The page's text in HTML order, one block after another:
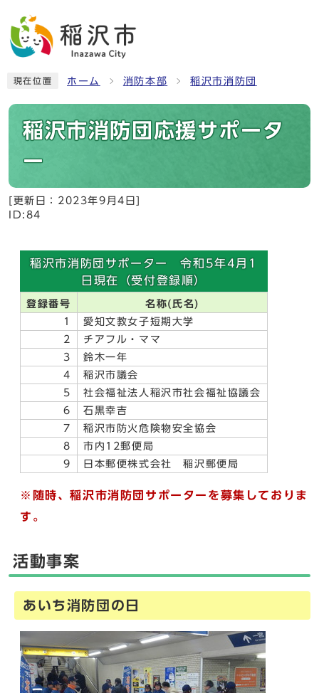
現在位置 ホーム 消防本部 稲沢市消防団
稲沢市消防団応援サポータ
ー
[更新日： 2023年9月4日
ID:84
稲沢市消防団サポーター 令和5年4月1
日現在（受付登録順）
登録番号
名称(氏名)
1
愛知文教女子短期大学
2
チアフル・ママ
3
鈴木一年
4
稲沢市議会
5
社会福祉法人稲沢市社会福祉協議会
6
石黒幸吉
7
稲沢市防火危険物安全協会
8
市内12郵便局
9
日本郵便株式会社 稲沢郵便局
※随時、稲沢市消防団サポーターを募集しておりま
す。
活動事案
あいち消防団の日